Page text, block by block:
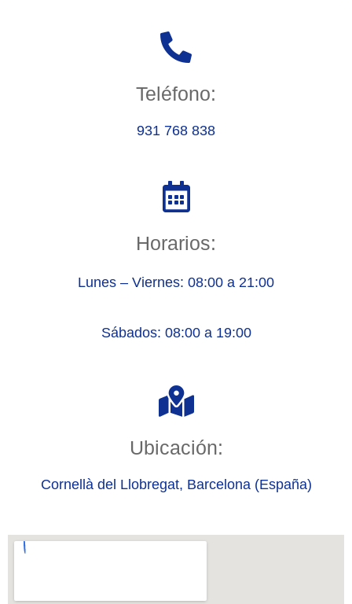
Teléfono:
931 768 838
Horarios:
Lunes – Viernes: 08:00 a 21:00
Sábados: 08:00 a 19:00
Ubicación:
Cornellà del Llobregat, Barcelona (España)